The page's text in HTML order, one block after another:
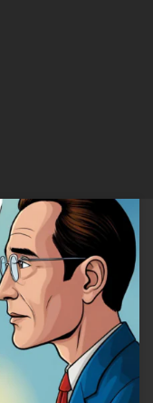
e Reflexões
do século XX,
em seu
uma rica perspectiva
a religião, refletindo